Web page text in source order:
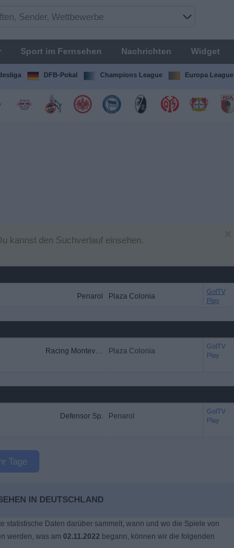
Sport im Fernsehen Nachrichten Widget
DFB-Pokal Champions League Europa League
kannst den Suchverlauf einsehen.
Penarol Plaza Colonia
GolTV
Play
Racing Montevideo Plaza Colonia
GolTV
Play
Defensor Sp. Penarol
GolTV
Play
Tage
IN DEUTSCHLAND
statistische Daten darüber sammelt, wann und wo die Spiele von
werden, was am 02.11.2022 begann, können wir die folgenden